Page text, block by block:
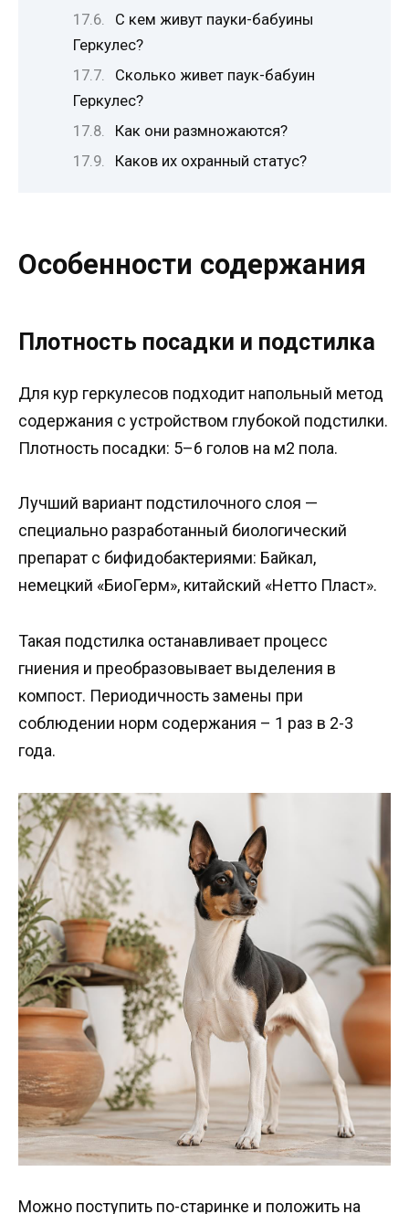
С кем живут пауки-бабуины
Геркулес?
Сколько живет паук-бабуин
Геркулес?
Как они размножаются?
Каков их охранный статус?
Особенности содержания
Плотность посадки и подстилка
Для кур геркулесов подходит напольный метод
содержания с устройством глубокой подстилки.
Плотность посадки: 5–6 голов на м2 пола.
Лучший вариант подстилочного слоя —
специально разработанный биологический
препарат с бифидобактериями: Байкал,
немецкий «БиоГерм», китайский «Нетто Пласт».
Такая подстилка останавливает процесс
гниения и преобразовывает выделения в
компост. Периодичность замены при
соблюдении норм содержания – 1 раз в 2-3
года.
Можно поступить по-старинке и положить на